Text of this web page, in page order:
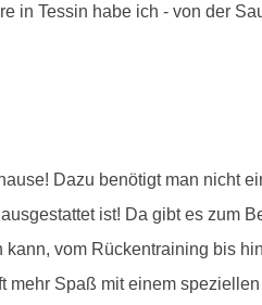
in Tessin habe ich - von der
Dazu benötigt man nicht
ist! Da gibt es zum
vom Rückentraining bis
Spaß mit einem